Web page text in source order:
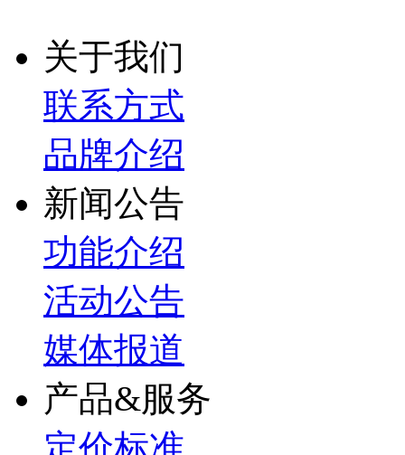
关于我们
联系方式
品牌介绍
新闻公告
功能介绍
活动公告
媒体报道
产品&服务